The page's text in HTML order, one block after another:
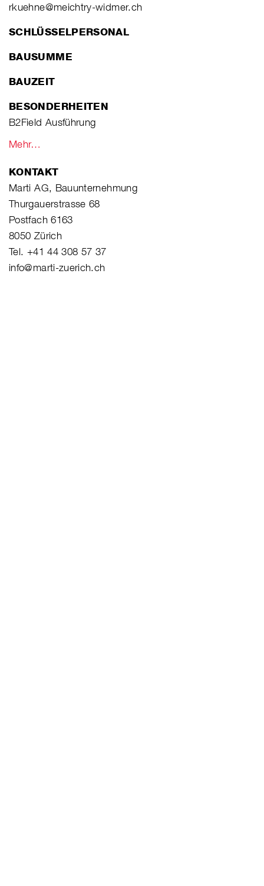
rkuehne@meichtry-widmer.ch
SCHLÜSSELPERSONAL
BAUSUMME
BAUZEIT
BESONDERHEITEN
B2Field Ausführung
Mehr…
KONTAKT
Marti AG, Bauunternehmung
Thurgauerstrasse 68
Postfach 6163
8050 Zürich
Tel. +41 44 308 57 37
info@marti-zuerich.ch